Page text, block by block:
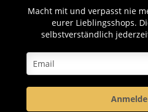
Macht mit und verpasst nie
eurer Lieblingsshops.
selbstverständlich